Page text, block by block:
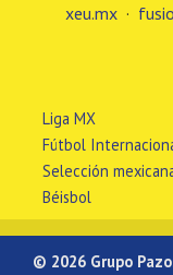
xeu.mx ·
Liga MX
Fútbol
Selección
Béisbol
© 2026 Grupo